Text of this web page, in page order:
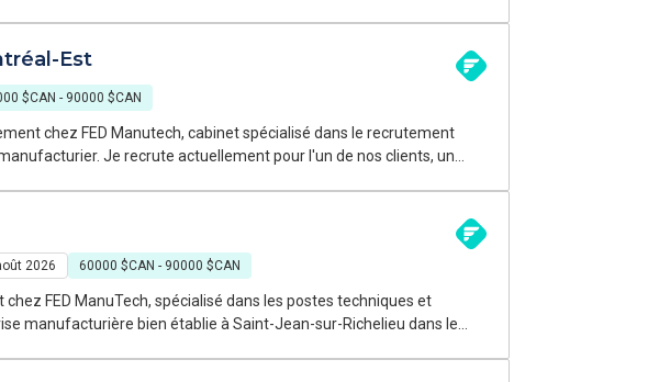
ses opérations.
Est
$CAN - 90000 $CAN
chez FED Manutech, cabinet spécialisé dans le recrutement
l'un de nos clients, un
industriel(le) passionné(e) par l'automatisation et la
2026 60000 $CAN - 90000 $CAN
FED ManuTech, spécialisé dans les postes techniques et
manufacturière bien établie à Saint-Jean-sur-Richelieu dans le